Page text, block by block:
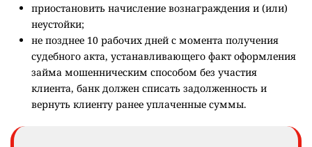
приостановить начисление вознаграждения и (или)
неустойки;
не позднее 10 рабочих дней с момента получения
судебного акта, устанавливающего факт оформления
займа мошенническим способом без участия
клиента, банк должен списать задолженность и
вернуть клиенту ранее уплаченные суммы.